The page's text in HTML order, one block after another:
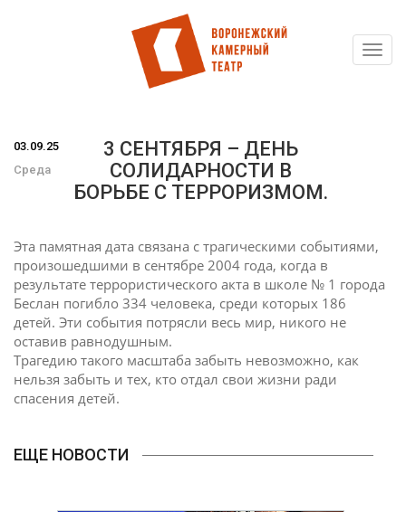
03.09.25
Среда
3 СЕНТЯБРЯ – ДЕНЬ
СОЛИДАРНОСТИ В
БОРЬБЕ С ТЕРРОРИЗМОМ.
Эта памятная дата связана с трагическими событиями,
произошедшими в сентябре 2004 года, когда в
результате террористического акта в школе № 1 города
Беслан погибло 334 человека, среди которых 186
детей. Эти события потрясли весь мир, никого не
оставив равнодушным.
Трагедию такого масштаба забыть невозможно, как
нельзя забыть и тех, кто отдал свои жизни ради
спасения детей.
ЕЩЕ НОВОСТИ